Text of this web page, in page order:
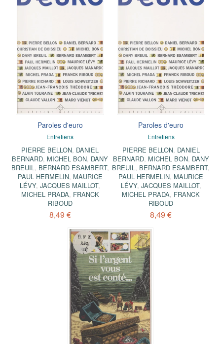
Paroles d'euro
Entretiens
PIERRE BELLON, DANIEL
BERNARD, MICHEL BON, DANY
BREUIL, BERNARD ESAMBERT,
PAUL HERMELIN, MAURICE
LÉVY,JACQUES MAILLOT,
MICHEL PRADA, FRANCK
RIBOUD
8,49 €
Paroles d'euro
Entretiens
PIERRE BELLON, DANIEL
BERNARD, MICHEL BON, DANY
BREUIL, BERNARD ESAMBERT,
PAUL HERMELIN, MAURICE
LÉVY, JACQUES MAILLOT,
MICHEL PRADA, FRANCK
RIBOUD
8,49 €